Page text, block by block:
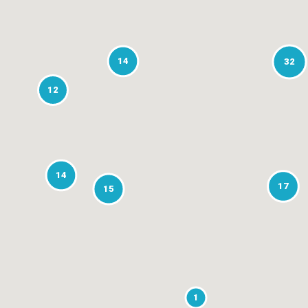
32
17
15
14
14
12
1